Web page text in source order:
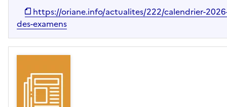
https://oriane.info/actualites/222/calendrier-
des-examens